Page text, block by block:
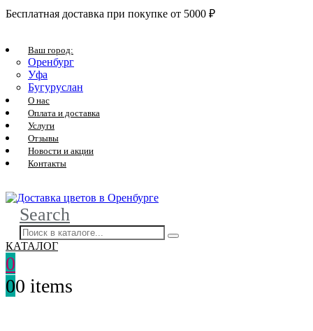
Бесплатная доставка при покупке от 5000 ₽
Ваш город:
Оренбург
Уфа
Бугуруслан
О нас
Оплата и доставка
Услуги
Отзывы
Новости и акции
Контакты
Search
КАТАЛОГ
0
00 items